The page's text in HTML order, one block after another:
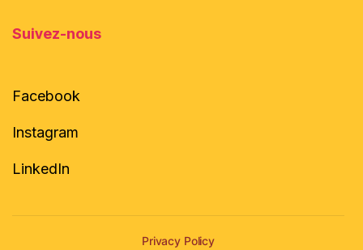
Facebook
Instagram
LinkedIn
Suivez-nous
Privacy Policy